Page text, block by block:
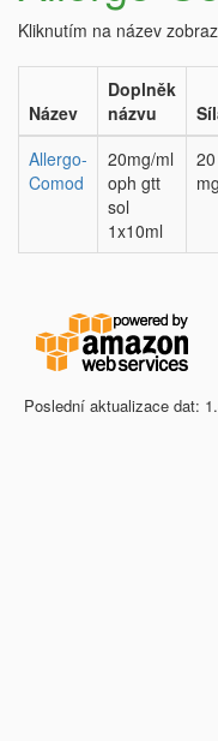
Kliknutím na název
Název
Doplněk
názvu
Allergo-
Comod
20mg/ml
oph gtt
sol
1x10ml
20
Poslední aktualizace dat: